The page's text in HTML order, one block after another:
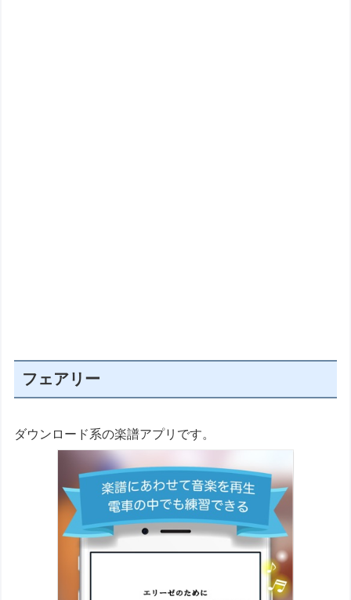
フェアリー
ダウンロード系の楽譜アプリです。